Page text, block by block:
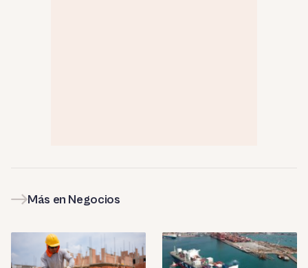
Más en Negocios